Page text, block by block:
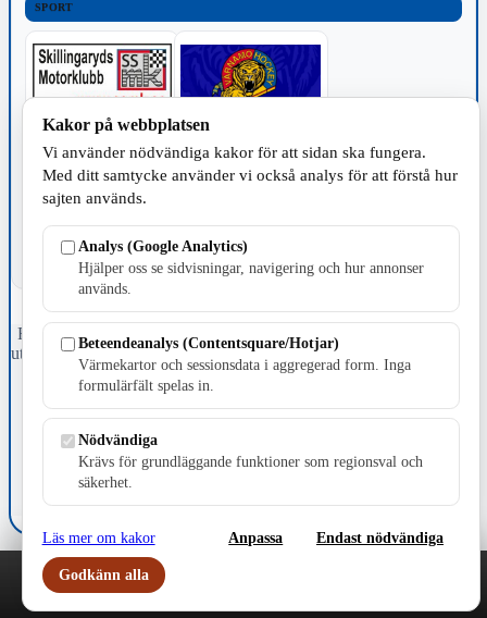
SPORT
TILLVERKNING
Fristående webbtidningsföretag grundat 1991 som sedan 2002 ger
ut tidningen Skillingaryd.nu och 2010 lanserades Värnamo.nu. Från
april 2026 omfattar Skillingaryd.nu tre kommuner: Gnosjö,
Värnamo och Vaggeryds kommun.
E-post: redaktionen@skillingaryd.nu
Postadress: Gisslaköp 1, 568 92 Skillingaryd
Kakinställningar
Kakor på webbplatsen
Vi använder nödvändiga kakor för att sidan ska fungera.
Med ditt samtycke använder vi också analys för att förstå hur
sajten används.
Analys (Google Analytics)
Hjälper oss se sidvisningar, navigering och hur annonser
används.
Beteendeanalys (Contentsquare/Hotjar)
Värmekartor och sessionsdata i aggregerad form. Inga
formulärfält spelas in.
Nödvändiga
Krävs för grundläggande funktioner som regionsval och
säkerhet.
Läs mer om kakor Anpassa Endast nödvändiga
Godkänn alla